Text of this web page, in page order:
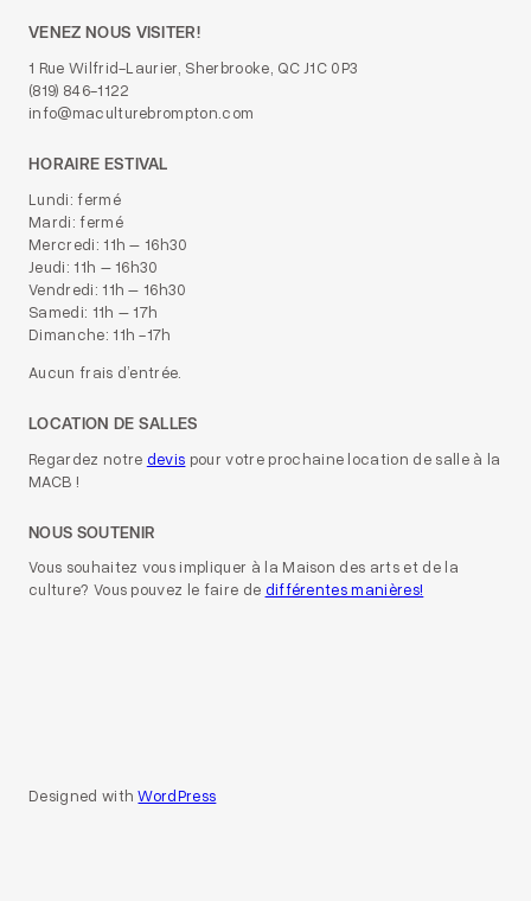
VENEZ NOUS VISITER!
1 Rue Wilfrid-Laurier, Sherbrooke, QC J1C 0P3
(819) 846-1122
info@maculturebrompton.com
HORAIRE ESTIVAL
Lundi: fermé
Mardi: fermé
Mercredi: 11h – 16h30
Jeudi: 11h – 16h30
Vendredi: 11h – 16h30
Samedi: 11h – 17h
Dimanche: 11h -17h
Aucun frais d’entrée.
LOCATION DE SALLES
Regardez notre devis pour votre prochaine location de salle à la
MACB !
NOUS SOUTENIR
Vous souhaitez vous impliquer à la Maison des arts et de la
culture? Vous pouvez le faire de différentes manières!
Designed withWordPress